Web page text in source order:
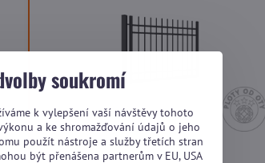
soukromí
k vylepšení vaší návštěvy tohoto
a ke shromažďování údajů o jeho
použít nástroje a služby třetích stran
být přenášena partnerům v EU, USA